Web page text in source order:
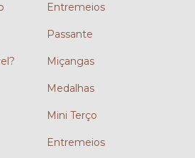
Entremeios
Passante
Miçangas
Medalhas
Mini Terço
Entremeios